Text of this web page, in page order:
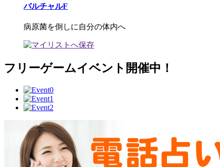
バルチャルF
病原菌を倒しに自分の体内へ
フリーゲームイベント開催中！